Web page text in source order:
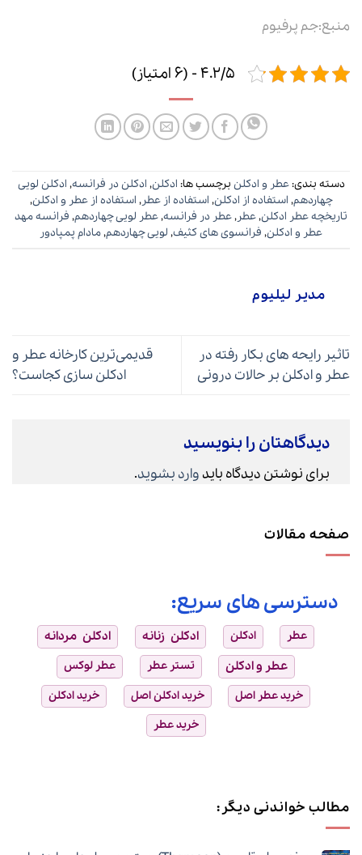
منبع:جم پرفیوم
4.2/5 - (6 امتیاز)
دسته بندی:عطر و ادکلن برچسب ها: ادکلن, ادکلن در فرانسه, ادکلن لویی
چهاردهم, استفاده از ادکلن, استفاده از عطر, استفاده از عطر و ادکلن,
تاریخچه عطر ادکلن,عطر,عطر در فرانسه,عطر لویی چهاردهم, فرانسه مهد
عطر و ادکلن, فرانسوی های کثیف, لویی چهاردهم,مادام پمپادور
مدیر لیلیوم
تاثیر رایحه های بکار رفته در
عطر و ادکلن بر حالات درونی
قدیمی‌ترین کارخانه عطر و
ادکلن سازی کجاست؟
دیدگاهتان را بنویسید
برای نوشتن دیدگاه باید وارد بشوید.
صفحه مقالات
دسترسی های سریع:
عطر ادکلن ادکلن زنانه
ادکلن مردانه
عطر و ادکلن
تستر عطر
عطر لوکس
خرید عطر اصل
خرید ادکلن اصل
خرید ادکلن
خرید عطر
مطالب خواندنی دیگر: